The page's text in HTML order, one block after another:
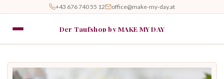
+43 676 740 55 12 office@make-my-day.at
Der Taufshop by MAKE MY DAY